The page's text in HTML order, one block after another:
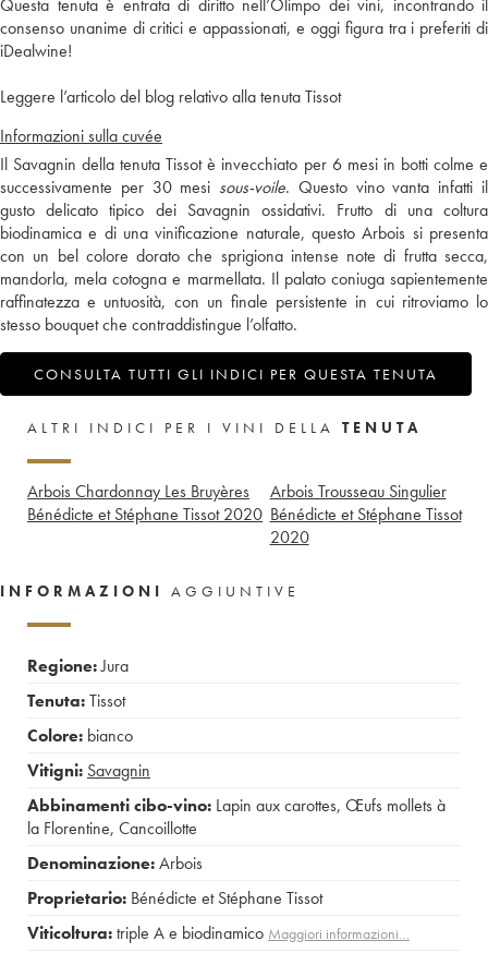
Questa tenuta è entrata di diritto nell’Olimpo dei vini, incontrando il
consenso unanime di critici e appassionati, e oggi figura tra i preferiti di
iDealwine!
Leggere l’articolo del blog relativo alla tenuta Tissot
Informazioni sulla cuvée
Il Savagnin della tenuta Tissot è invecchiato per 6 mesi in botti colme e
successivamente per 30 mesi sous-voile. Questo vino vanta infatti il
gusto delicato tipico dei Savagnin ossidativi. Frutto di una coltura
biodinamica e di una vinificazione naturale, questo Arbois si presenta
con un bel colore dorato che sprigiona intense note di frutta secca,
mandorla, mela cotogna e marmellata. Il palato coniuga sapientemente
raffinatezza e untuosità, con un finale persistente in cui ritroviamo lo
stesso bouquet che contraddistingue l’olfatto.
CONSULTA TUTTI GLI INDICI PER QUESTA TENUTA
ALTRI INDICI PER I VINI DELLA TENUTA
Arbois Chardonnay Les Bruyères
Bénédicte et Stéphane Tissot 2020
Arbois Trousseau Singulier
Bénédicte et Stéphane Tissot
2020
INFORMAZIONI AGGIUNTIVE
Regione:Jura
Tenuta:Tissot
Colore: bianco
Vitigni: Savagnin
Abbinamenti cibo-vino: Lapin aux carottes, Œufs mollets à
la Florentine, Cancoillotte
Denominazione:Arbois
Proprietario: Bénédicte et Stéphane Tissot
Viticoltura:triple A e biodinamico Maggiori informazioni…